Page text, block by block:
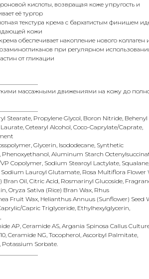
кислоты, возвращая коже упругость и
её тургор
текстура крема с бархатистым финишем
кожи
обеспечивает накопление нового коллаген
при регулярном
от гликации
массажными движениями на кожу до
Stearate, Propylene Glycol, Boron Nitride, Behenyl
Cetearyl Alcohol, Coco-Caprylate/Caprate,
Glycerin, Isododecane, Synthetic
Aluminum Starch
Copolymer, Sodium Stearoyl Lactylate,
Lauroyl Glutamate, Rosa Multiflora Flower
Bran Oil, Citric Acid, Rosmarinyl Glucoside,
Oryza Sativa (Rice) Bran Wax, Rhus
Fruit Wax, Helianthus Annuus (Sunflower) Seed
Capric Triglyceride, Ethylhexylglycerin,
AP, Ceramide AS, Argania Spinosa Callus
Ceramide NG, Tocopherol, Ascorbyl Palmitate,
Sorbate.